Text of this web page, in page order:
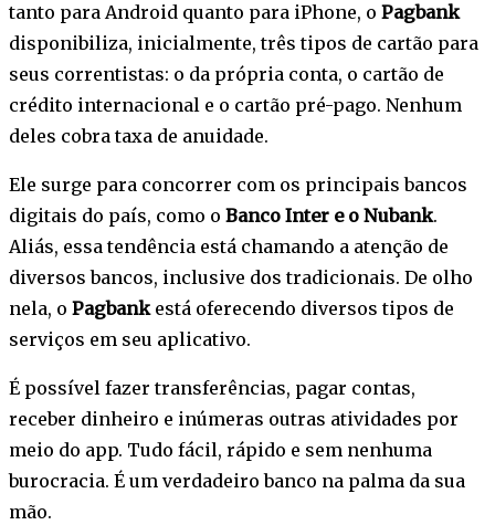
tanto para Android quanto para iPhone, o Pagbank
disponibiliza, inicialmente, três tipos de cartão para
seus correntistas: o da própria conta, o cartão de
crédito internacional e o cartão pré-pago. Nenhum
deles cobra taxa de anuidade.
Ele surge para concorrer com os principais bancos
digitais do país, como o Banco Inter e o Nubank.
Aliás, essa tendência está chamando a atenção de
diversos bancos, inclusive dos tradicionais. De olho
nela, o Pagbankestá oferecendo diversos tipos de
serviços em seu aplicativo.
É possível fazer transferências, pagar contas,
receber dinheiro e inúmeras outras atividades por
meio do app. Tudo fácil, rápido e sem nenhuma
burocracia. É um verdadeiro banco na palma da sua
mão.